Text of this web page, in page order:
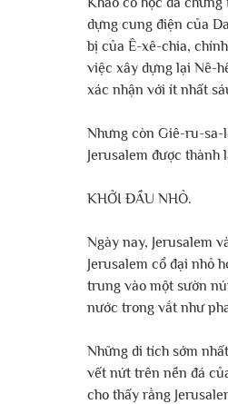
dựng cung điện của
bị của Ê-xê-chia,
việc xây dựng lại Nê-
xác nhận với ít nhất
Nhưng còn Giê-ru-sa-
Jerusalem được thành
KHỞI ĐẦU NHỎ.
Ngày nay, Jerusalem
Jerusalem cổ đại nhỏ
trung vào một sườn
nước trong vắt như
Những di tích sớm
vết nứt trên nền đá
cho thấy rằng